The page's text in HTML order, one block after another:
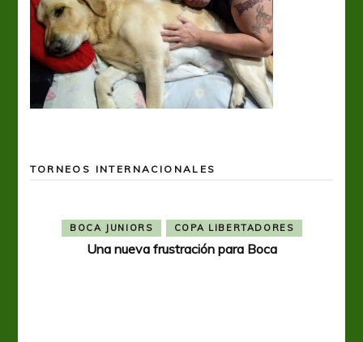
TORNEOS INTERNACIONALES
BOCA JUNIORS COPA LIBERTADORES
Una nueva frustración para Boca